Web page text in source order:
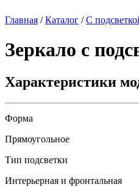
Главная /Каталог /С
Зеркало с
Характеристики
Форма
Прямоугольное
Тип подсветки
Интерьерная и фронтальная